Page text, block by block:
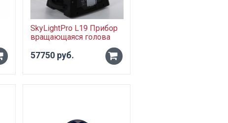
SkyLightPro L19 Прибор
вращающаяся голова
57750 руб. -